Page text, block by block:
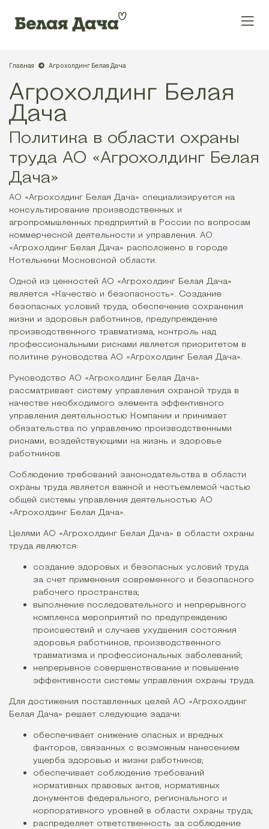
Главная Агрохолдинг Белая Дача
Агрохолдинг Белая
Дача
Политика в области охраны
труда АО «Агрохолдинг Белая
Дача»
АО «Агрохолдинг Белая Дача» специализируется на
консультирование производственных и
агропромышленных предприятий в России по вопросам
коммерческой деятельности и управления. АО
«Агрохолдинг Белая Дача» расположено в городе
Котельники Московской области.
Одной из ценностей АО «Агрохолдинг Белая Дача»
является «Качество и безопасность». Создание
безопасных условий труда, обеспечение сохранения
жизни и здоровья работников, предупреждение
производственного травматизма, контроль над
профессиональными рисками является приоритетом в
политике руководства АО «Агрохолдинг Белая Дача».
Руководство АО «Агрохолдинг Белая Дача»
рассматривает систему управления охраной труда в
качестве необходимого элемента эффективного
управления деятельностью Компании и принимает
обязательства по управлению производственными
рисками, воздействующими на жизнь и здоровье
работников.
Соблюдение требований законодательства в области
охраны труда является важной и неотъемлемой частью
общей системы управления деятельностью АО
«Агрохолдинг Белая Дача».
Целями АО «Агрохолдинг Белая Дача» в области охраны
труда являются:
создание здоровых и безопасных условий труда
за счет применения современного и безопасного
рабочего пространства;
выполнение последовательного и непрерывного
комплекса мероприятий по предупреждению
происшествий и случаев ухудшения состояния
здоровья работников, производственного
травматизма и профессиональных заболеваний;
непрерывное совершенствование и повышение
эффективности системы управления охраны труда.
Для достижения поставленных целей АО «Агрохолдинг
Белая Дача» решает следующие задачи:
обеспечивает снижение опасных и вредных
факторов, связанных с возможным нанесением
ущерба здоровью и жизни работников;
обеспечивает соблюдение требований
нормативных правовых актов, нормативных
документов федерального, регионального и
корпоративного уровней в области охраны труда;
распределяет ответственность за соблюдение